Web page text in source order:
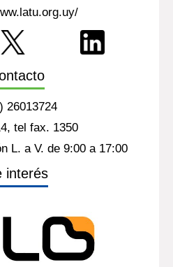
26013724
tel fax. 1350
L. a V. de 9:00 a 17:00
interés